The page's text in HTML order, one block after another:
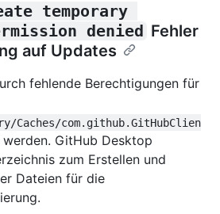
temporary
denied Fehler
auf Updates
fehlende Berechtigungen für
Caches/com.github.GitHubClien
GitHub Desktop
zum Erstellen und
Dateien für die